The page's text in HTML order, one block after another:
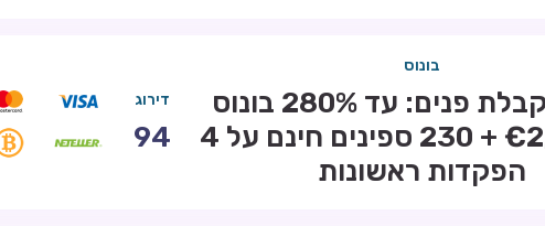
בונוס
חבילת קבלת פנים: עד 280% בונוס
עד €2,200 + 230 ספינים חינם על 4
הפקדות ראשונות
דירוג
94